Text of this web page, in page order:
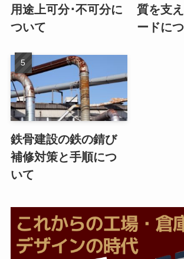
用途上可分･不可分に
ついて
質を支
ードに
鉄骨建設の鉄の錆び
補修対策と手順につ
いて